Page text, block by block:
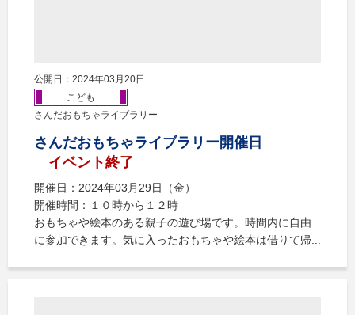
公開日：2024年03月20日
こども
さんだおもちゃライブラリー
さんだおもちゃライブラリー開催日
イベント終了
開催日：2024年03月29日（金）
開催時間：１０時から１２時
おもちゃや絵本のある親子の遊び場です。時間内に自由
に参加できます。気に入ったおもちゃや絵本は借りて帰...